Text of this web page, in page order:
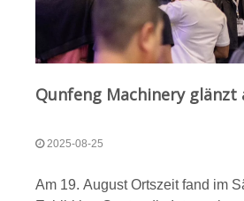
2025-08-25
Am 19. August Ortszeit fand im